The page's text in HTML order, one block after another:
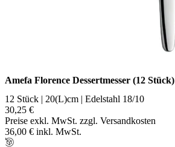
Amefa Florence Dessertmesser (12 Stück)
12 Stück | 20(L)cm | Edelstahl 18/10
30,25 €
Preise exkl. MwSt. zzgl. Versandkosten
36,00 € inkl. MwSt.